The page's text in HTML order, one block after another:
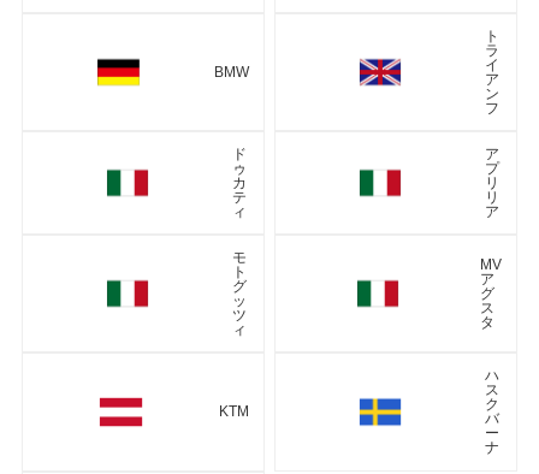
BMW
ト
ラ
イ
ア
ン
フ
ド
ゥ
カ
テ
ィ
ア
プ
リ
リ
ア
モ
ト
グ
ッ
ツ
ィ
MV
ア
グ
ス
タ
KTM
ハ
ス
ク
バ
ー
ナ